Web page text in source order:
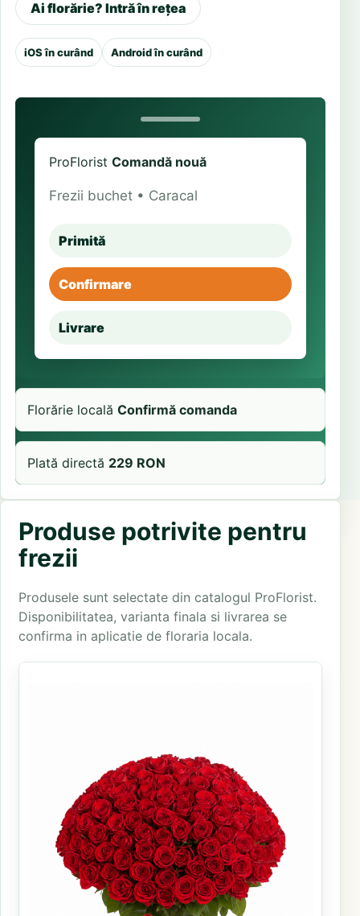
Ai florărie? Intră în rețea
iOS în curând Android în curând
ProFlorist Comandă nouă
Frezii buchet • Caracal
Primită
Confirmare
Livrare
Florărie locală Confirmă comanda
Plată directă 229 RON
Produse potrivite pentru
frezii
Produsele sunt selectate din catalogul ProFlorist.
Disponibilitatea, varianta finala si livrarea se
confirma in aplicatie de floraria locala.